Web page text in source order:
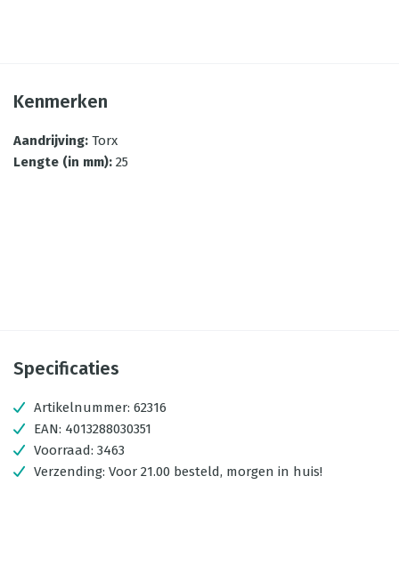
Kenmerken
Aandrijving: Torx
Lengte (in mm): 25
Specificaties
Artikelnummer: 62316
EAN: 4013288030351
Voorraad: 3463
Verzending: Voor 21.00 besteld, morgen in huis!